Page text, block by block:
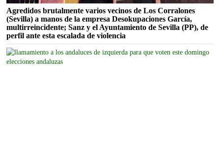
Agredidos brutalmente varios vecinos de Los Corralones
(Sevilla) a manos de la empresa Desokupaciones García,
multirreincidente; Sanz y el Ayuntamiento de Sevilla (PP), de
perfil ante esta escalada de violencia